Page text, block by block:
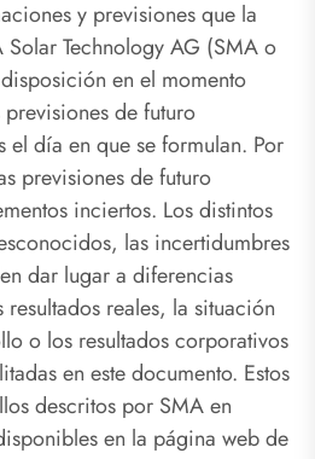
y previsiones que la
Technology AG (SMA o
en el momento
de futuro
el día en que se formulan. Por
previsiones de futuro
inciertos. Los distintos
las incertidumbres
dar lugar a diferencias
reales, la situación
o los resultados corporativos
en este documento. Estos
descritos por SMA en
en la página web de